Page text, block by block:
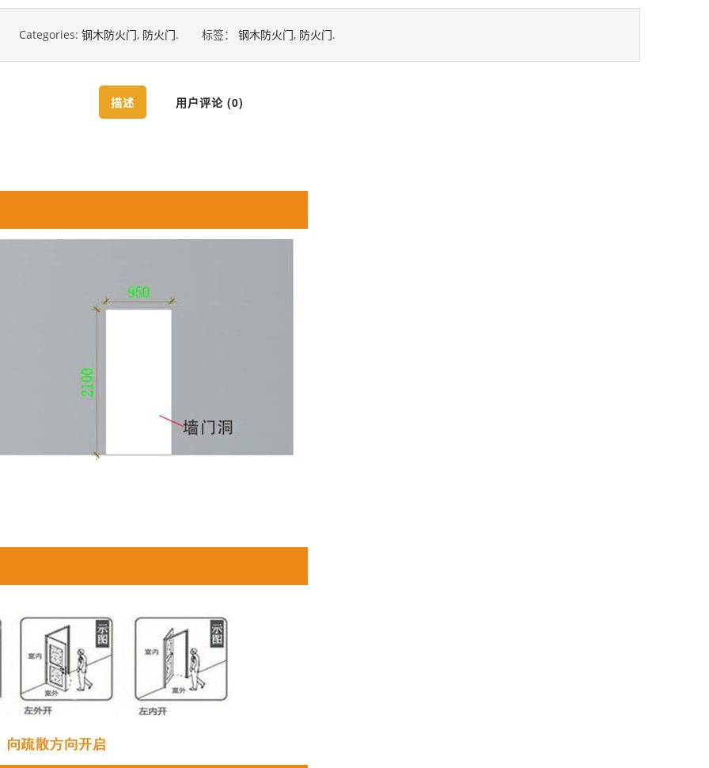
Categories: 钢木防火门, 防火门. 标签： 钢木防火门, 防火门.
描述 用户评论 (0)